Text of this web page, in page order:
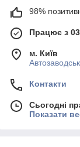
98%
Працює з
м. Київ
Контакти
Сьогодні
Показати